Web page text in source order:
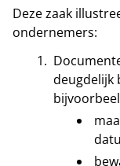
Deze zaak
ondernemers:
deugdelijk